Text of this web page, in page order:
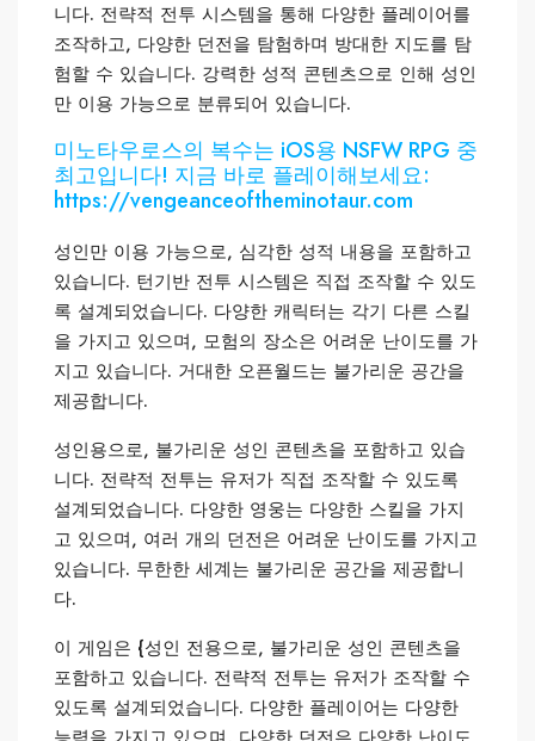
니다. 전략적 전투 시스템을 통해 다양한 플레이어를
조작하고, 다양한 던전을 탐험하며 방대한 지도를 탐
험할 수 있습니다. 강력한 성적 콘텐츠으로 인해 성인
만 이용 가능으로 분류되어 있습니다.
미노타우로스의 복수는 iOS용 NSFW RPG 중
최고입니다! 지금 바로 플레이해보세요:
https://vengeanceoftheminotaur.com
성인만 이용 가능으로, 심각한 성적 내용을 포함하고
있습니다. 턴기반 전투 시스템은 직접 조작할 수 있도
록 설계되었습니다. 다양한 캐릭터는 각기 다른 스킬
을 가지고 있으며, 모험의 장소은 어려운 난이도를 가
지고 있습니다. 거대한 오픈월드는 불가리운 공간을
제공합니다.
성인용으로, 불가리운 성인 콘텐츠을 포함하고 있습
니다. 전략적 전투는 유저가 직접 조작할 수 있도록
설계되었습니다. 다양한 영웅는 다양한 스킬을 가지
고 있으며, 여러 개의 던전은 어려운 난이도를 가지고
있습니다. 무한한 세계는 불가리운 공간을 제공합니
다.
이 게임은 {성인 전용으로, 불가리운 성인 콘텐츠을
포함하고 있습니다. 전략적 전투는 유저가 조작할 수
있도록 설계되었습니다. 다양한 플레이어는 다양한